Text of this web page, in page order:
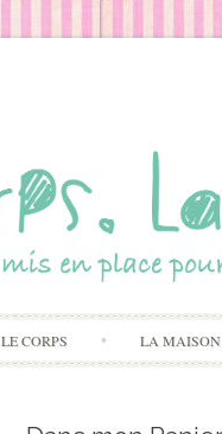
LE CORPS LA MAISON